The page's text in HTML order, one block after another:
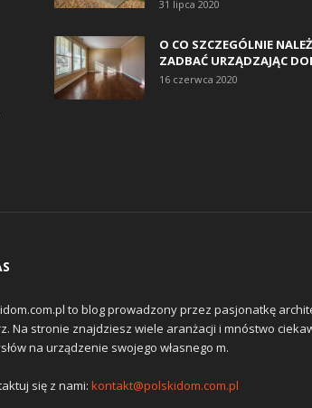
31 lipca 2020
O CO SZCZEGÓLNIE
ZADBAĆ URZĄDZAJĄC
16 czerwca 2020
to blog prowadzony przez pasjonatkę
Na stronie znajdziesz wiele aranżacji i mnóstwo
na urządzenie swojego własnego m.
się z nami: kontakt@polskidom.com.pl